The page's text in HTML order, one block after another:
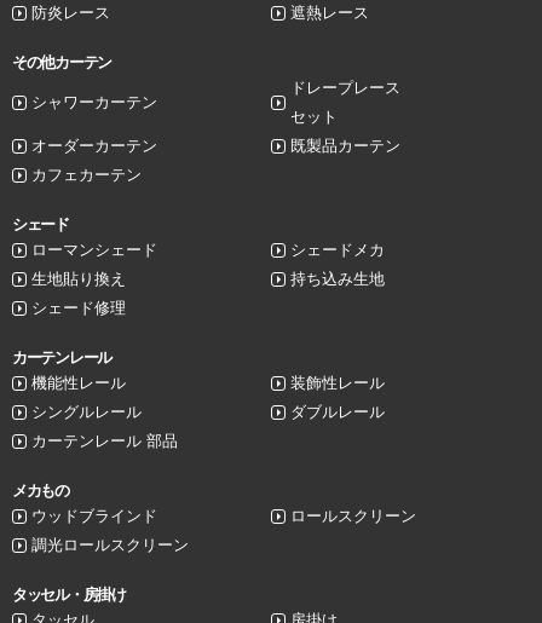
防炎レース
遮熱レース
その他カーテン
シャワーカーテン
ドレープレース
セット
オーダーカーテン
既製品カーテン
カフェカーテン
シェード
ローマンシェード
シェードメカ
生地貼り換え
持ち込み生地
シェード修理
カーテンレール
機能性レール
装飾性レール
シングルレール
ダブルレール
カーテンレール 部品
メカもの
ウッドブラインド
ロールスクリーン
調光ロールスクリーン
タッセル・房掛け